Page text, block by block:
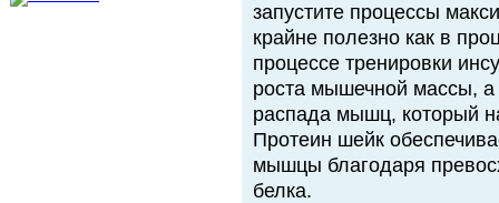
запустите процессы
крайне полезно как в
процессе тренировки
роста мышечной массы, а
распада мышц, который
Протеин шейк
мышцы благодаря
белка.